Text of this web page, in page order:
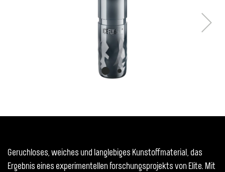
Next
Geruchloses, weiches und langlebiges Kunstoffmaterial, das
Ergebnis eines experimentellen forschungsprojekts von Elite. Mit